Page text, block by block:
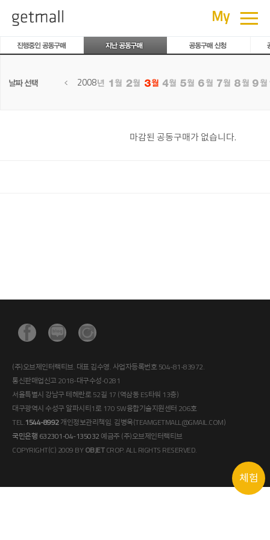
My ≡
공동구매
2008
마감된 공동구매가 없습니다.
(주)오브제인터랙티브. 대표 김수영. 사업자등록번호 504-81-83972.
통신판매업신고 2018-대구수성-0281
서울특별시 강남구 테헤란로 52길 17 (역삼동 ES타워 13층)
대구광역시 수성구 알파시티1로 170 SW융합기술지원센터 206호
TEL.1544-8992개인정보관리책임. 김병욱(TEAMGETMALL@GMAIL.COM)
국민은행 632301-04-135032 예금주 (주)오브제인터랙티브
COPYRIGHT(C) 2009 BYOBJETCROP. ALL RIGHTS RESERVED.
체험